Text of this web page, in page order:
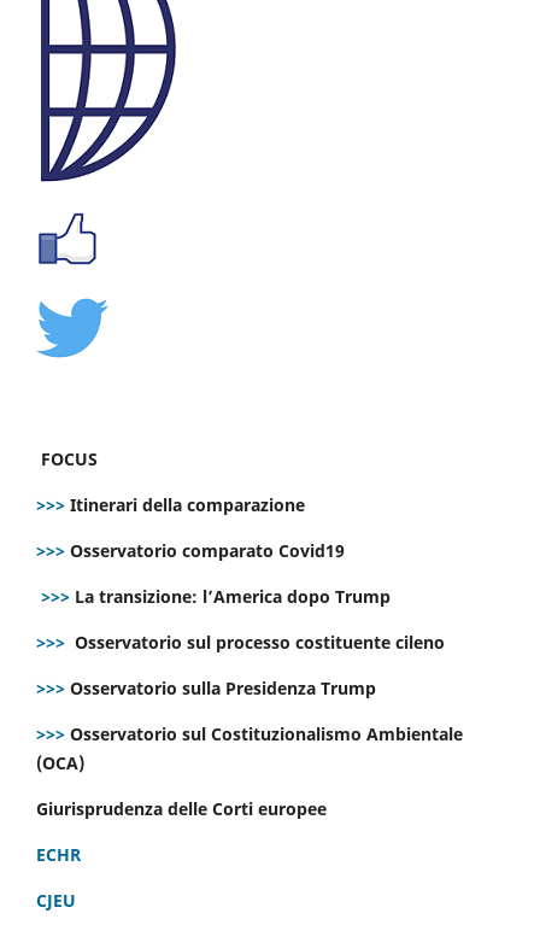
FOCUS
>>> Itinerari della comparazione
>>> Osservatorio comparato Covid19
>>> La transizione: l’America dopo Trump
>>> Osservatorio sul processo costituente cileno
>>> Osservatorio sulla Presidenza Trump
>>> Osservatorio sul Costituzionalismo Ambientale
(OCA)
Giurisprudenza delle Corti europee
ECHR
CJEU